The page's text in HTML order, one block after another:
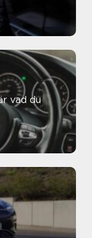
vad du